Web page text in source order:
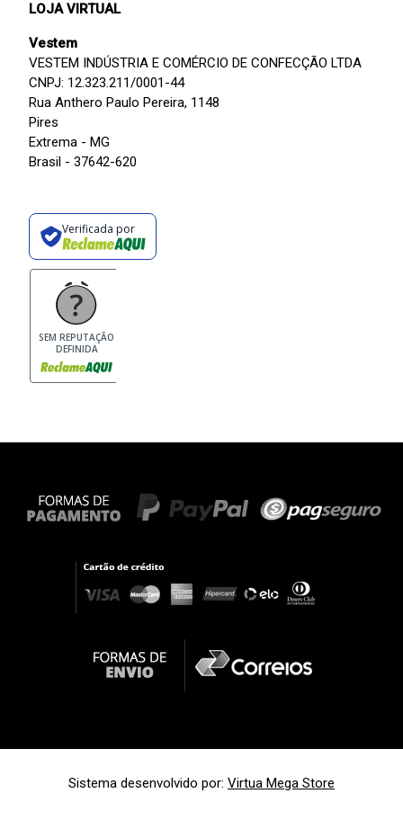
LOJA VIRTUAL
Vestem
VESTEM INDÚSTRIA E COMÉRCIO DE CONFECÇÃO LTDA
CNPJ: 12.323.211/0001-44
Rua Anthero Paulo Pereira, 1148
Pires
Extrema - MG
Brasil - 37642-620
Verificada por
SEM REPUTAÇÃO
DEFINIDA
Sistema desenvolvido por: Virtua Mega Store